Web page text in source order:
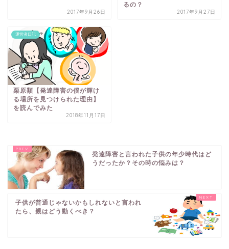
2017年9月26日
るの？
2017年9月27日
運営者日記
栗原類【発達障害の僕が輝け
る場所を見つけられた理由】
を読んでみた
2018年11月17日
発達障害と言われた子供の年少時代はど
うだったか？その時の悩みは？
子供が普通じゃないかもしれないと言われ
たら、親はどう動くべき？